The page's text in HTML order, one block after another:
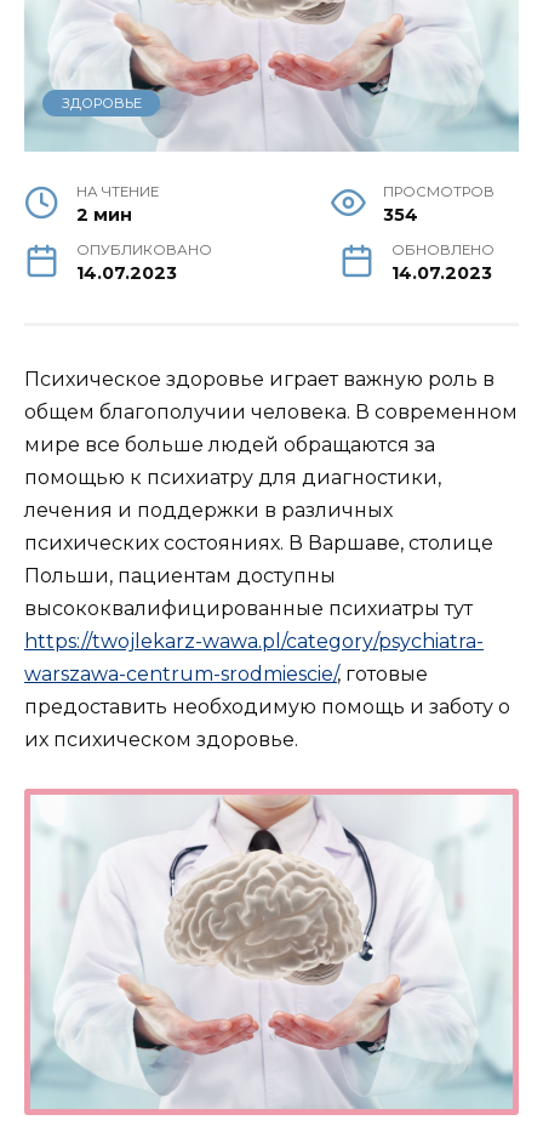
ЗДОРОВЬЕ
НА ЧТЕНИЕ
2 мин
ПРОСМОТРОВ
354
ОПУБЛИКОВАНО
14.07.2023
ОБНОВЛЕНО
14.07.2023
Психическое здоровье играет важную роль в
общем благополучии человека. В современном
мире все больше людей обращаются за
помощью к психиатру для диагностики,
лечения и поддержки в различных
психических состояниях. В Варшаве, столице
Польши, пациентам доступны
высококвалифицированные психиатры тут
https://twojlekarz-wawa.pl/category/psychiatra-
warszawa-centrum-srodmiescie/, готовые
предоставить необходимую помощь и заботу о
их психическом здоровье.